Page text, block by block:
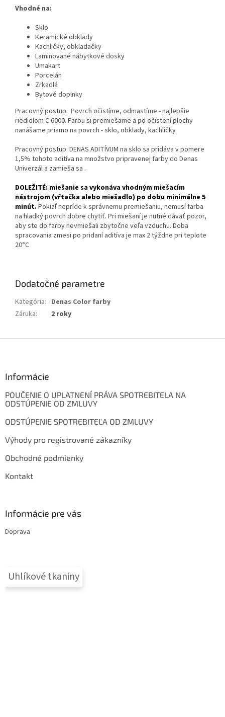
Vhodné na:
Sklo
Keramické obklady
Kachličky, obkladačky
Laminované nábytkové dosky
Umakart
Porcelán
Zrkadlá
Bytové doplnky
Pracovný postup: Povrch očistíme, odmastíme - najlepšie
riedidlom C 6000. Farbu si premiešame a po očistení plochy
nanášame priamo na povrch - sklo, obklady, kachličky
Pracovný postup: DENAS ADITÍVUM na sklo sa pridáva v pomere
1,5% tohoto aditíva na množstvo pripravenej farby do Denas
Univerzál a zamieša sa .
DOLEŽITÉ: miešanie sa vykonáva vhodným miešacím
nástrojom (vŕtačka alebo miešadlo) po dobu minimálne 5
minút. Pokiaľ nepríde k správnemu premiešaniu, nemusí farba
na hladký povrch dobre chytiť. Pri miešaní je nutné dávať pozor,
aby ste do farby nevmiešali zbytočne veľa vzduchu. Doba
spracovania zmesi po pridaní aditíva je max 2 týždne pri teplote
20°C
Dodatočné parametre
Kategória: Denas Color farby
Záruka: 2 roky
Informácie
POUČENIE O UPLATNENÍ PRÁVA SPOTREBITEĽA NA
ODSTÚPENIE OD ZMLUVY
ODSTÚPENIE SPOTREBITEĽA OD ZMLUVY
Výhody pro registrované zákazníky
Obchodné podmienky
Kontakt
Informácie pre vás
Doprava
Uhlíkové tkaniny